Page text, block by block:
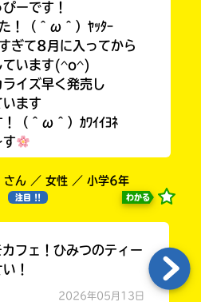
ーです！
！（＾ω＾）ﾔｯﾀｰ
ぎて8月に入ってから
ています(^o^)
イズ早く発売し
います
（＾ω＾）ｶﾜｲｲﾖﾈ
す
さん ／ 女性 ／ 小学6年
注目 !! わかる
フェ！ひみつのティー
！
2026年05月13日